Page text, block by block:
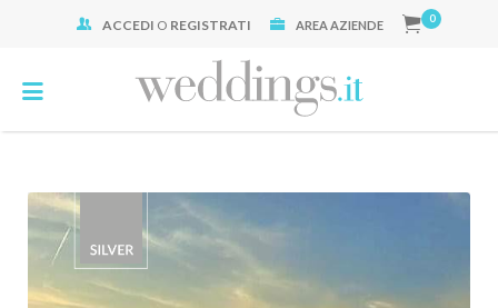
ACCEDI O REGISTRATI AREA AZIENDE 0